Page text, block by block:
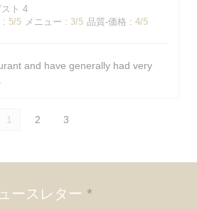
ト 4
: 5/5 メニュー : 3/5 品質-価格 : 4/5
and have generally had very
1 2 3
ースレター *